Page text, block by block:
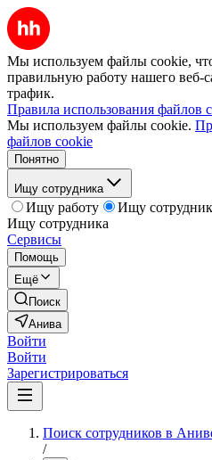
Мы используем файлы cookie,
правильную работу нашего веб-
трафик.
Правила использования файлов
Мы используем файлы cookie.
файлов cookie
Понятно
Ищу сотрудника
Ищу работу
Ищу
Ищу сотрудника
Сервисы
Помощь
Ещё
Поиск
Анива
Войти
Войти
Зарегистрироваться
Поиск сотрудников в
/